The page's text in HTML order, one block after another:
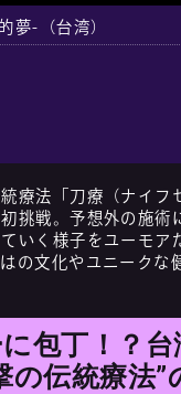
夢-（台湾）
療法「刀療（ナイフ
挑戦。予想外の施術
いく様子をユーモア
の文化やユニークな
包丁！？台
の伝統療法”